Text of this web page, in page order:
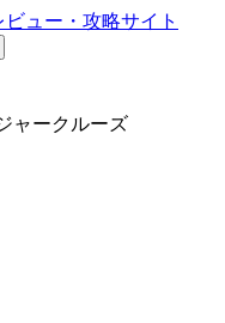
ャークルーズ